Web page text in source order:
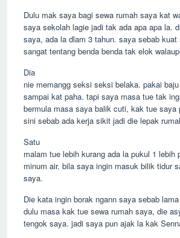
Dulu mak saya bagi sewa rumah saya kat
saya sekolah lagie jadi tak ada apa apa la.
saya, ada la dlam 3 tahun. saya sebab
sangat tentang benda benda tak elok
Dia
nie memangg seksi seksi belaka. pakai
sampai kat paha. tapi saya masa tue tak
bermula masa saya balik cuti, kak tue saya
sini sebab ada kerja sikit jadi die lepak
Satu
malam tue lebih kurang ada la pukul 1 lebih
minum air. bila saya ingin masuk bilik tidur
saya.
Die kata ingin borak ngann saya sebab
dulu masa kak tue sewa rumah saya, die
tengok saya. jadi saya pun ajak la kak